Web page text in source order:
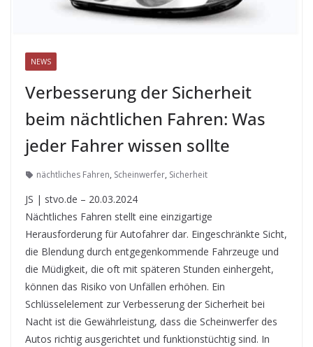
NEWS
Verbesserung der Sicherheit
beim nächtlichen Fahren: Was
jeder Fahrer wissen sollte
nächtliches Fahren, Scheinwerfer, Sicherheit
JS | stvo.de – 20.03.2024
Nächtliches Fahren stellt eine einzigartige
Herausforderung für Autofahrer dar. Eingeschränkte Sicht,
die Blendung durch entgegenkommende Fahrzeuge und
die Müdigkeit, die oft mit späteren Stunden einhergeht,
können das Risiko von Unfällen erhöhen. Ein
Schlüsselelement zur Verbesserung der Sicherheit bei
Nacht ist die Gewährleistung, dass die Scheinwerfer des
Autos richtig ausgerichtet und funktionstüchtig sind. In